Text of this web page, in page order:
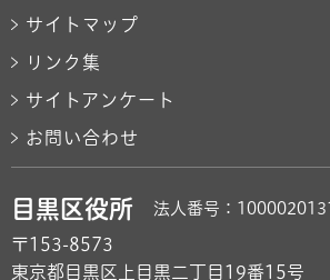
サイトマップ
リンク集
サイトアンケート
お問い合わせ
目黒区役所 法人番号：
〒153-8573
東京都目黒区上目黒二丁目19番15号